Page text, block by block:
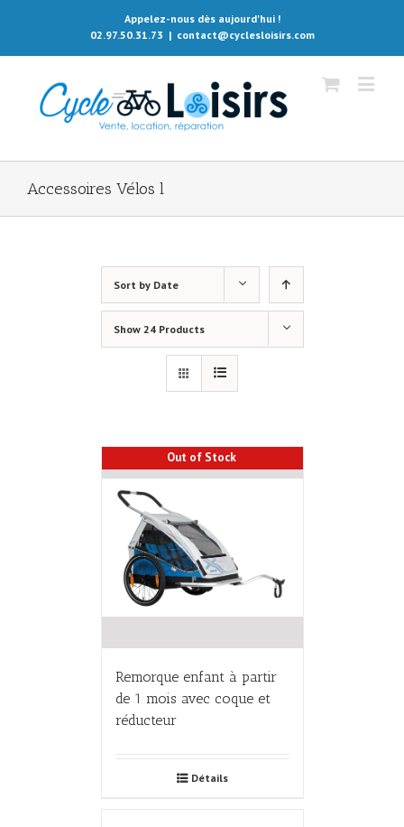
Appelez-nous dès aujourd'hui !
02.97.50.31.73 | contact@cyclesloisirs.com
Accessoires Vélos l
Sort by Date
Show 24 Products
Out of Stock
Remorque enfant à partir
de 1 mois avec coque et
réducteur
Détails